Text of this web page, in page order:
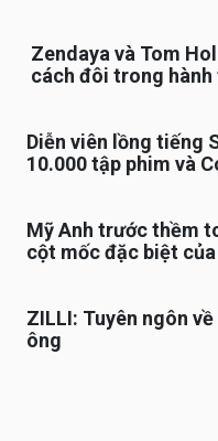
Zendaya và Tom
cách đôi trong
Diễn viên lồng tiếng
10.000 tập phim và
Mỹ Anh trước thềm
cột mốc đặc biệt
ZILLI: Tuyên ngôn
ông